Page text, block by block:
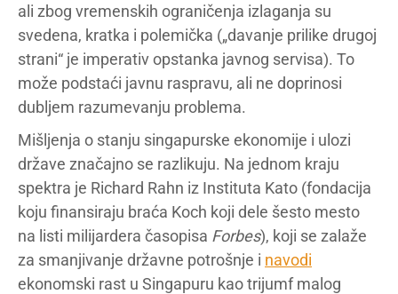
ali zbog vremenskih ograničenja izlaganja su
svedena, kratka i polemička („davanje prilike drugoj
strani“ je imperativ opstanka javnog servisa). To
može podstaći javnu raspravu, ali ne doprinosi
dubljem razumevanju problema.
Mišljenja o stanju singapurske ekonomije i ulozi
države značajno se razlikuju. Na jednom kraju
spektra je Richard Rahn iz Instituta Kato (fondacija
koju finansiraju braća Koch koji dele šesto mesto
na listi milijardera časopisa Forbes), koji se zalaže
za smanjivanje državne potrošnje i navodi
ekonomski rast u Singapuru kao trijumf malog